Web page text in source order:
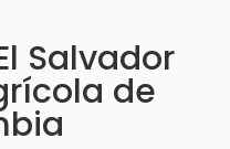
Salvador
de